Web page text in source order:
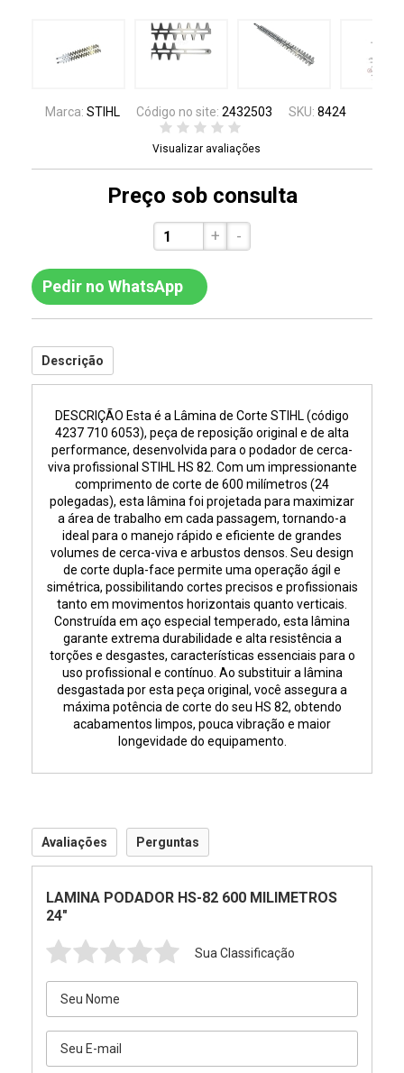
Marca: STIHL Código no site: 2432503 SKU: 8424
Visualizar avaliações
Preço sob consulta
+ -
Pedir no WhatsApp
Descrição
DESCRIÇÃO Esta é a Lâmina de Corte STIHL (código
4237 710 6053), peça de reposição original e de alta
performance, desenvolvida para o podador de cerca-
viva profissional STIHL HS 82. Com um impressionante
comprimento de corte de 600 milímetros (24
polegadas), esta lâmina foi projetada para maximizar
a área de trabalho em cada passagem, tornando-a
ideal para o manejo rápido e eficiente de grandes
volumes de cerca-viva e arbustos densos. Seu design
de corte dupla-face permite uma operação ágil e
simétrica, possibilitando cortes precisos e profissionais
tanto em movimentos horizontais quanto verticais.
Construída em aço especial temperado, esta lâmina
garante extrema durabilidade e alta resistência a
torções e desgastes, características essenciais para o
uso profissional e contínuo. Ao substituir a lâmina
desgastada por esta peça original, você assegura a
máxima potência de corte do seu HS 82, obtendo
acabamentos limpos, pouca vibração e maior
longevidade do equipamento.
Avaliações Perguntas
LAMINA PODADOR HS-82 600 MILIMETROS
24"
Sua Classificação